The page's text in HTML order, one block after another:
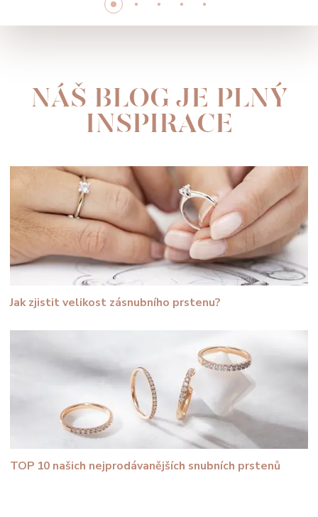
NÁŠ BLOG JE PLNÝ
INSPIRACE
Jak zjistit velikost zásnubního prstenu?
TOP 10 našich nejprodávanějších snubních prstenů